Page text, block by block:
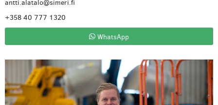
antti.alatalo@simeri.fi
+358 40 777 1320
WhatsApp